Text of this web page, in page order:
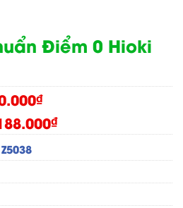
Điểm 0 Hioki
₫
₫
Z5038